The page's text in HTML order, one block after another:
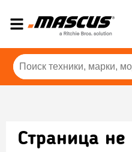
Страница